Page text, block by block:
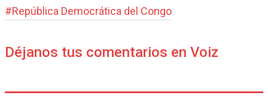
#República Democrática del Congo
Déjanos tus comentarios en Voiz